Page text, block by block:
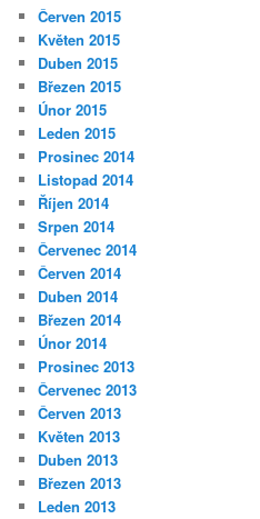
Červen 2015
Květen 2015
Duben 2015
Březen 2015
Únor 2015
Leden 2015
Prosinec 2014
Listopad 2014
Říjen 2014
Srpen 2014
Červenec 2014
Červen 2014
Duben 2014
Březen 2014
Únor 2014
Prosinec 2013
Červenec 2013
Červen 2013
Květen 2013
Duben 2013
Březen 2013
Leden 2013